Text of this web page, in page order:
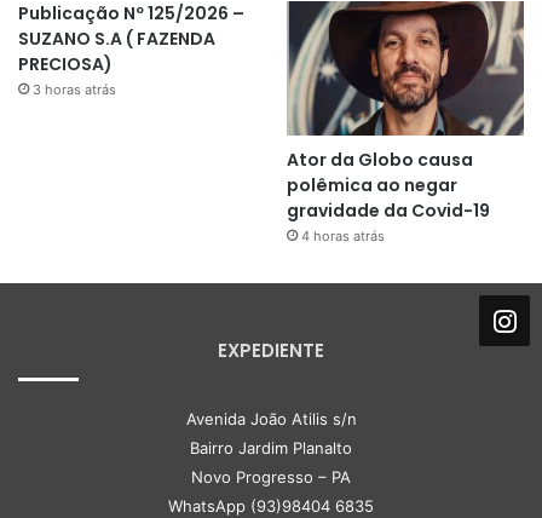
Publicação Nº 125/2026 –
SUZANO S.A ( FAZENDA
PRECIOSA)
3 horas atrás
Ator da Globo causa
polêmica ao negar
gravidade da Covid-19
4 horas atrás
EXPEDIENTE
Avenida João Atilis s/n
Bairro Jardim Planalto
Novo Progresso – PA
WhatsApp (93)98404 6835